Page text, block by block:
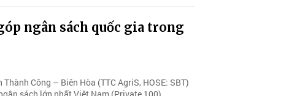
ngân sách quốc gia trong
Công – Biên Hòa (TTC AgriS, HOSE: SBT)